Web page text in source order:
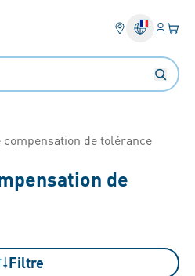
compensation de tolérance
de
Filtre